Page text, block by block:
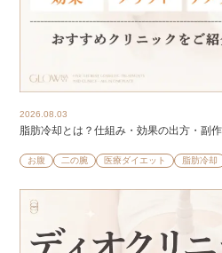
2026.08.03
脂肪冷却とは？仕組み・効果の出方・副
お腹 二の腕 医療ダイエット 脂肪冷却